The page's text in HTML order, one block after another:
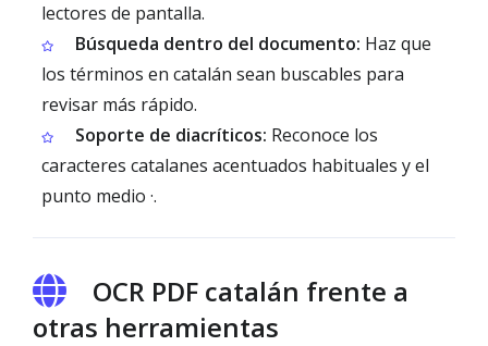
lectores de pantalla.
Búsqueda dentro del documento: Haz que
los términos en catalán sean buscables para
revisar más rápido.
Soporte de diacríticos: Reconoce los
caracteres catalanes acentuados habituales y el
punto medio ·.
OCR PDF catalán frente a
otras herramientas